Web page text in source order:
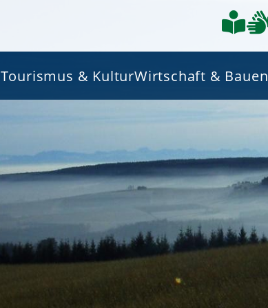
Tourismus & KulturWirtschaft & Bauen